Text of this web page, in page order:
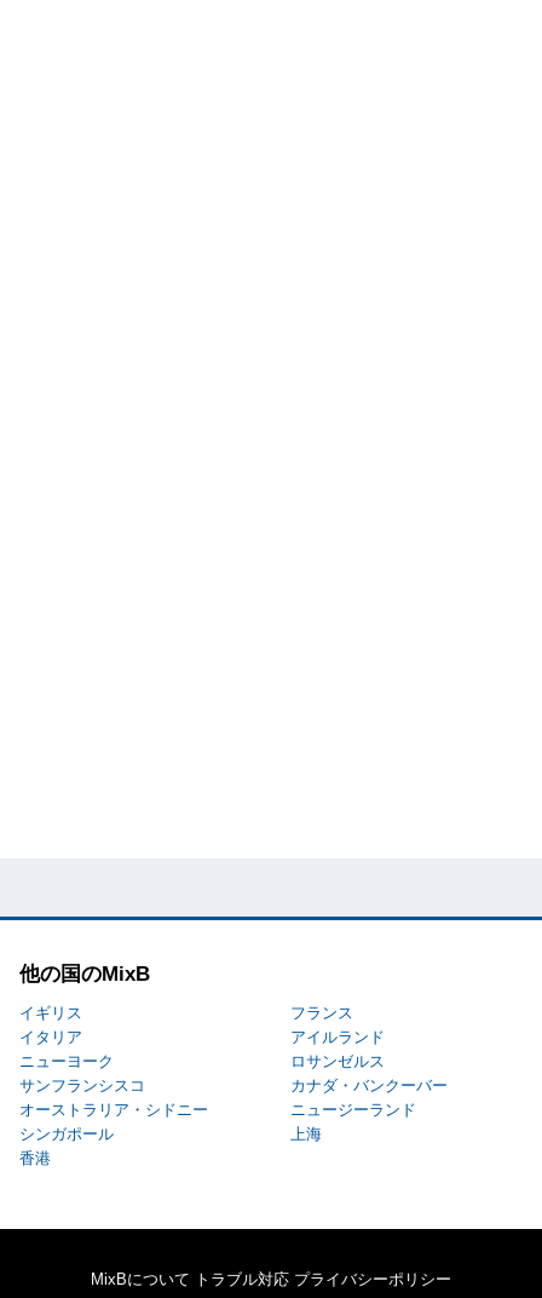
他の国のMixB
イギリス
フランス
イタリア
アイルランド
ニューヨーク
ロサンゼルス
サンフランシスコ
カナダ・バンクーバー
オーストラリア・シドニー
ニュージーランド
シンガポール
上海
香港
MixBについて トラブル対応 プライバシーポリシー